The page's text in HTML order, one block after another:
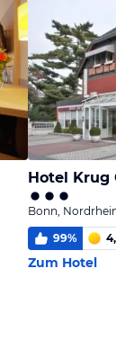
Hotel Krug
Bonn, Nordrhein-
99% 4,2
Zum Hotel